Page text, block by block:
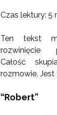
Czas lektury: 5
Ten tekst
rozwinięcie
Całość
rozmowie. Jest
“Robert”